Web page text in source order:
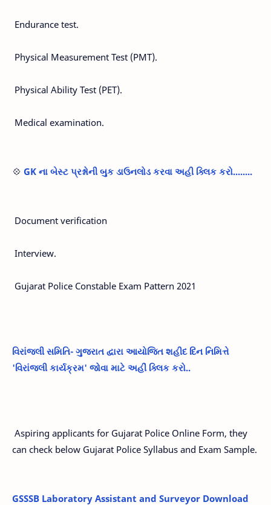
Endurance test.
Physical Measurement Test (PMT).
Physical Ability Test (PET).
Medical examination.
💠 GK ના બેસ્ટ પ્રશ્નોની બુક ડાઉનલોડ કરવા અહી ક્લિક કરો........
Document verification
Interview.
Gujarat Police Constable Exam Pattern 2021
વિરાંજલી સમિતિ- ગુજરાત દ્વારા આયોજિત શહીદ દિન નિમિત્તે
'વિરાંજલી કાર્યક્રમ' જોવા માટે અહીં ક્લિક કરો..
Aspiring applicants for Gujarat Police Online Form, they
can check below Gujarat Police Syllabus and Exam Sample.
GSSSB Laboratory Assistant and Surveyor Download